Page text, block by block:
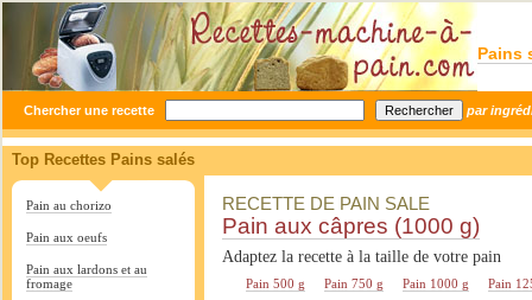
Pains
Chercher une recette par
Top Recettes Pains salés
Pain au chorizo
Pain aux oeufs
Pain aux lardons et au
fromage
RECETTE DE PAIN SALE
Pain aux câpres (1000 g)
Adaptez la recette à la taille de votre pain
Pain 500 g Pain 750 g Pain 1000 g Pain